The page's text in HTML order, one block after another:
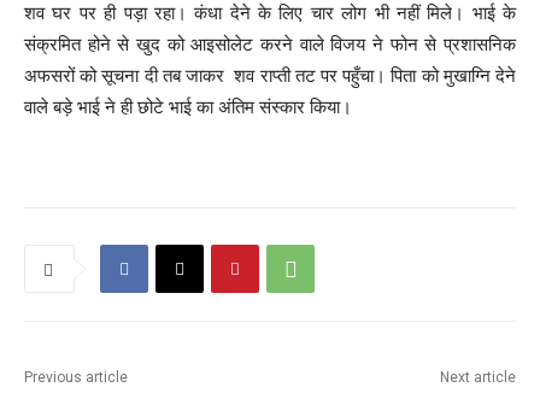
शव घर पर ही पड़ा रहा। कंधा देने के लिए चार लोग भी नहीं मिले। भाई के
संक्रमित होने से खुद को आइसोलेट करने वाले विजय ने फोन से प्रशासनिक
अफसरों को सूचना दी तब जाकर शव राप्ती तट पर पहुँचा। पिता को मुखाग्नि देने
वाले बड़े भाई ने ही छोटे भाई का अंतिम संस्कार किया।
Previous article Next article